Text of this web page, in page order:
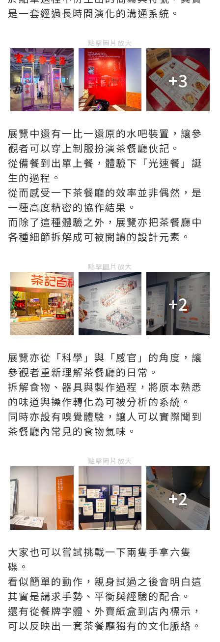
是一套經過長時間演化的溝通系統。
點擊圖片放大
+3
展覽中還有一比一還原的水吧裝置，讓參
觀者可以穿上制服扮演茶餐廳伙記。
從備餐到出單上餐，體驗下「光速餐」誕
生的過程。
從而感受一下茶餐廳的效率並非偶然，是
一種高度精密的協作結果。
而除了這種體驗之外，展覽亦把茶餐廳中
各種細節拆解成可被閱讀的設計元素。
點擊圖片放大
+2
展覽亦從「科學」與「感官」的角度，讓
參觀者重新理解茶餐廳的日常。
拆解食物、器具與製作過程，將原本熟悉
的味道與操作轉化為可被分析的系統。
同時亦設有嗅覺體驗，讓人可以實際聞到
茶餐廳內常見的食物氣味。
點擊圖片放大
+2
大家也可以嘗試挑戰一下兩隻手拿六隻
碟。
看似簡單的動作，親身試過之後會明白這
其實是講求手勢、平衡與經驗的配合。
還有從餐牌字體、外賣紙盒到店內標示，
可以反映出一套茶餐廳獨有的文化脈絡。